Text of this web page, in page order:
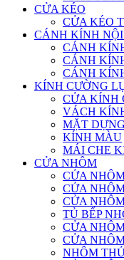
CỬA KÉO
CỬA KÉO
CÁNH KÍNH
CÁNH
CÁNH
CÁNH
KÍNH CƯỜNG
CỬA KÍNH
VÁCH
MẶT
KÍNH MÀU
MÁI CHE
CỬA NHÔM
CỬA
CỬA
CỬA
TỦ BẾP
CỬA
CỬA
NHÔM